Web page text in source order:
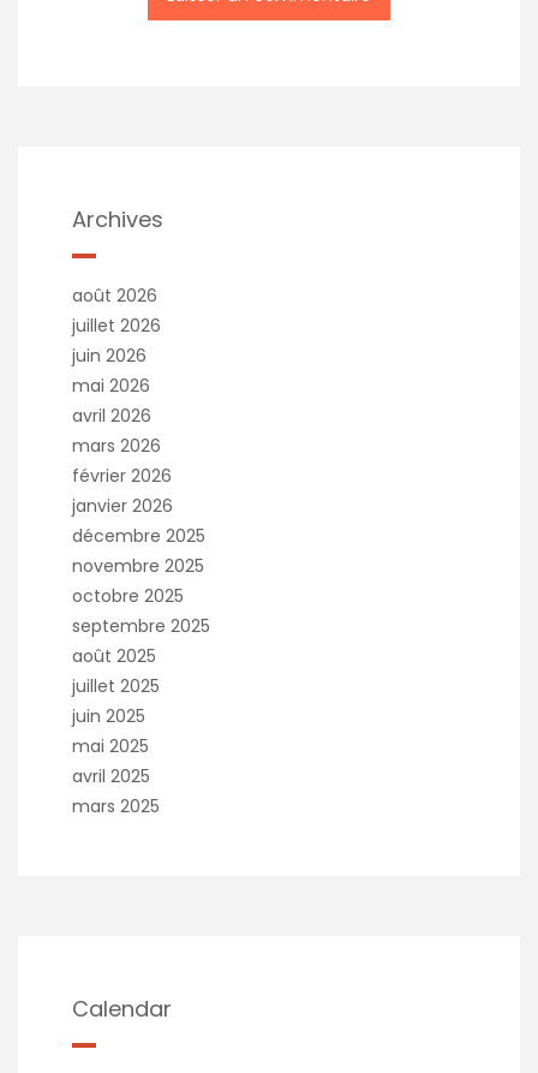
Archives
août 2026
juillet 2026
juin 2026
mai 2026
avril 2026
mars 2026
février 2026
janvier 2026
décembre 2025
novembre 2025
octobre 2025
septembre 2025
août 2025
juillet 2025
juin 2025
mai 2025
avril 2025
mars 2025
Calendar